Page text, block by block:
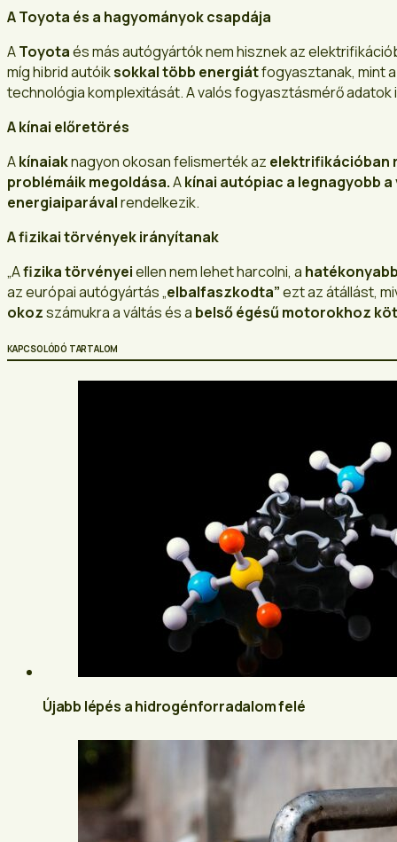
A Toyota és a hagyományok csapdája
AToyotaés más autógyártók nem hisznek az
míg hibrid autóiksokkal több energiátfogyasztanak, mint
technológia komplexitását. A valós fogyasztásmérő adatok
A kínai előretörés
Akínaiaknagyon okosan felismerték az elektrifikációban
problémáik megoldása.Akínai autópiac a legnagyobb a
energiaiparávalrendelkezik.
A fizikai törvények irányítanak
„Afizika törvényeiellen nem lehet harcolni, a
az európai autógyártás „elbalfaszkodta”ezt az átállást,
okozszámukra a váltás és a belső égésű motorokhoz
KAPCSOLÓDÓ TARTALOM
Újabb lépés a hidrogénforradalom felé